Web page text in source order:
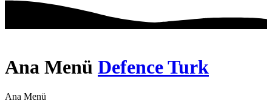
Ana Menü Defence Turk
Ana Menü